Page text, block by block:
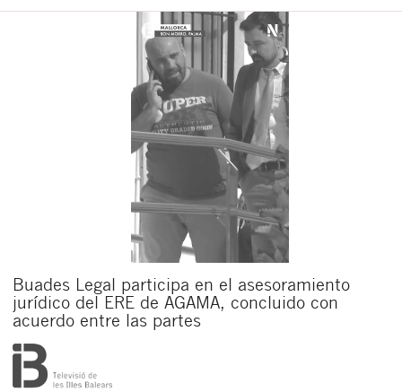
Buades Legal participa en el asesoramiento
jurídico del ERE de AGAMA, concluido con
acuerdo entre las partes